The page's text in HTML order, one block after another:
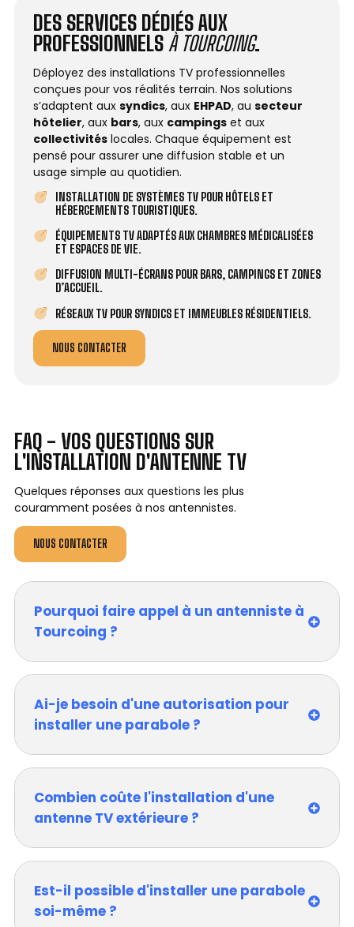
DES SERVICES DÉDIÉS AUX
PROFESSIONNELS À TOURCOING.
Déployez des installations TV professionnelles
conçues pour vos réalités terrain. Nos solutions
s’adaptent aux syndics, aux EHPAD, au secteur
hôtelier, aux bars, aux campings et aux
collectivités locales. Chaque équipement est
pensé pour assurer une diffusion stable et un
usage simple au quotidien.
INSTALLATION DE SYSTÈMES TV POUR HÔTELS ET
HÉBERGEMENTS TOURISTIQUES.
ÉQUIPEMENTS TV ADAPTÉS AUX CHAMBRES MÉDICALISÉES
ET ESPACES DE VIE.
DIFFUSION MULTI-ÉCRANS POUR BARS, CAMPINGS ET ZONES
D’ACCUEIL.
RÉSEAUX TV POUR SYNDICS ET IMMEUBLES RÉSIDENTIELS.
NOUS CONTACTER
FAQ - VOS QUESTIONS SUR
L'INSTALLATION D'ANTENNE TV
Quelques réponses aux questions les plus
couramment posées à nos antennistes.
NOUS CONTACTER
Pourquoi faire appel à un antenniste à
Tourcoing ?
Ai-je besoin d'une autorisation pour
installer une parabole ?
Combien coûte l'installation d'une
antenne TV extérieure ?
Est-il possible d'installer une parabole
soi-même ?